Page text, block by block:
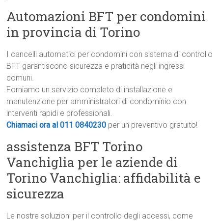
Automazioni BFT per condomini
in provincia di Torino
I cancelli automatici per condomini con sistema di controllo
BFT garantiscono sicurezza e praticità negli ingressi
comuni.
Forniamo un servizio completo di installazione e
manutenzione per amministratori di condominio con
interventi rapidi e professionali.
Chiamaci ora al 011 0840230 per un preventivo gratuito!
assistenza BFT Torino
Vanchiglia per le aziende di
Torino Vanchiglia: affidabilità e
sicurezza
Le nostre soluzioni per il controllo degli accessi, come